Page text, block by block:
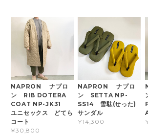
NAPRON ナプロ
ン RIB DOTERA
COAT NP-JK31
ユニセックス どてら
コート
¥30,800
NAPRON ナプロ
ン SETTA NP-
SS14 雪駄(せった)
サンダル
¥14,300